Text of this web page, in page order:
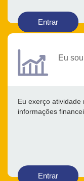
Entrar
Eu
Eu exerço
informações
Entrar